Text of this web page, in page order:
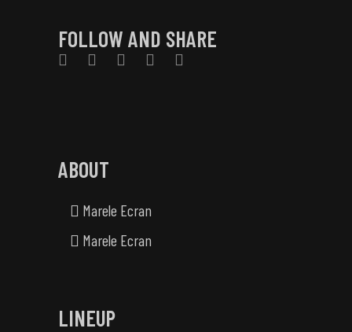
FOLLOW AND SHARE
ABOUT
Marele Ecran
Marele Ecran
LINEUP